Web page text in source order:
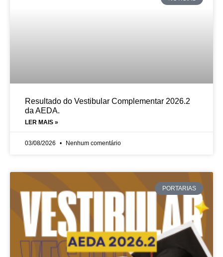
Resultado do Vestibular Complementar 2026.2
da AEDA.
LER MAIS »
03/08/2026 Nenhum comentário
PORTARIAS